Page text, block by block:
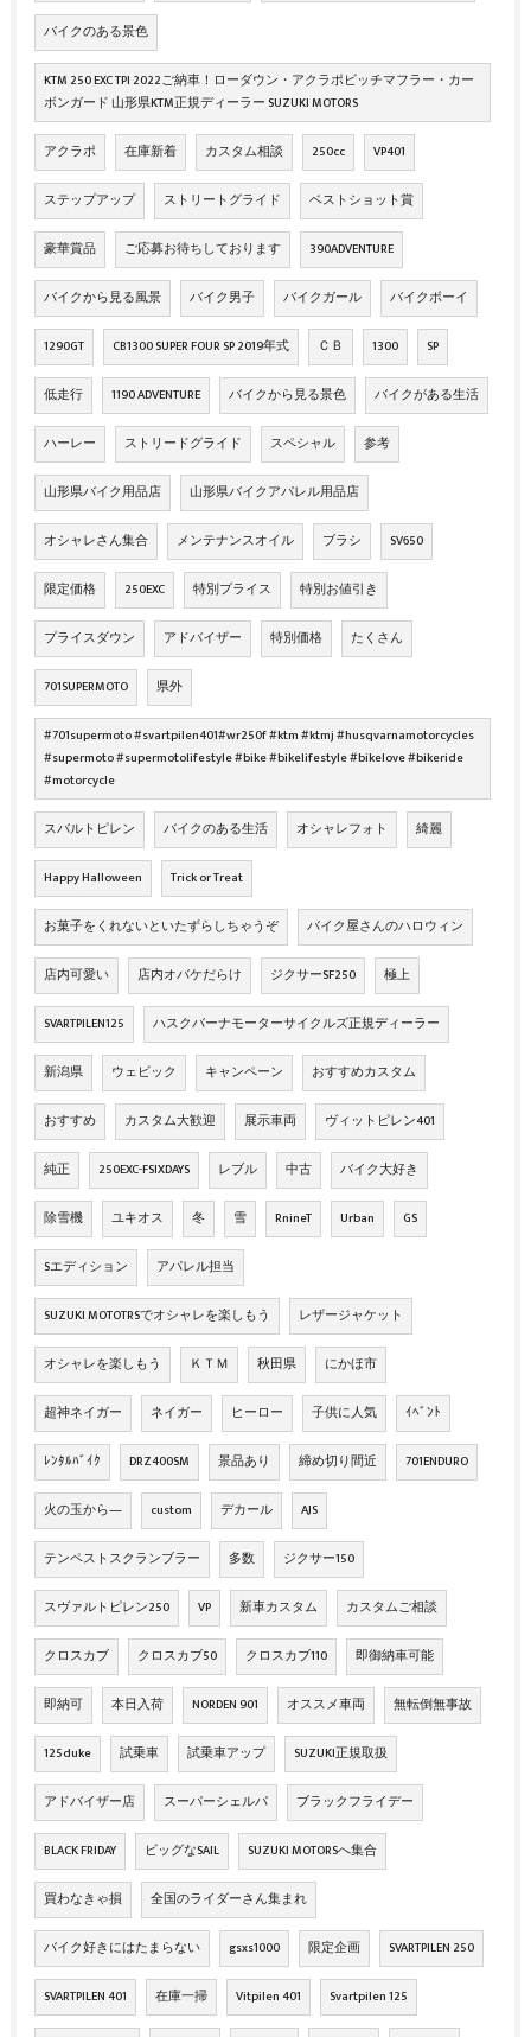
バイクのある景色
KTM 250 EXC TPI 2022ご納車！ローダウン・アクラポビッチマフラー・カー
ボンガード 山形県KTM正規ディーラー SUZUKI MOTORS
アクラポ 在庫新着 カスタム相談 250cc VP401
ステップアップ ストリートグライド ベストショット賞
豪華賞品 ご応募お待ちしております 390ADVENTURE
バイクから見る風景 バイク男子 バイクガール バイクボーイ
1290GT CB1300 SUPER FOUR SP 2019年式 ＣＢ 1300 SP
低走行 1190 ADVENTURE バイクから見る景色 バイクがある生活
ハーレー ストリードグライド スペシャル 参考
山形県バイク用品店 山形県バイクアパレル用品店
オシャレさん集合 メンテナンスオイル ブラシ SV650
限定価格 250EXC 特別プライス 特別お値引き
プライスダウン アドバイザー 特別価格 たくさん
701SUPERMOTO 県外
#701supermoto #svartpilen401#wr250f #ktm #ktmj #husqvarnamotorcycles
#supermoto #supermotolifestyle #bike #bikelifestyle #bikelove #bikeride
#motorcycle
スバルトピレン バイクのある生活 オシャレフォト 綺麗
Happy Halloween Trick or Treat
お菓子をくれないといたずらしちゃうぞ バイク屋さんのハロウィン
店内可愛い 店内オバケだらけ ジクサーSF250 極上
SVARTPILEN125 ハスクバーナモーターサイクルズ正規ディーラー
新潟県 ウェビック キャンペーン おすすめカスタム
おすすめ カスタム大歓迎 展示車両 ヴィットピレン401
純正 250EXC-FSIXDAYS レブル 中古 バイク大好き
除雪機 ユキオス 冬 雪 RnineT Urban GS
Sエディション アパレル担当
SUZUKI MOTOTRSでオシャレを楽しもう レザージャケット
オシャレを楽しもう ＫＴＭ 秋田県 にかほ市
超神ネイガー ネイガー ヒーロー 子供に人気 ｲﾍﾞﾝﾄ
ﾚﾝﾀﾙﾊﾞｲｸ DRZ400SM 景品あり 締め切り間近 701ENDURO
火の玉から― custom デカール AJS
テンペストスクランブラー 多数 ジクサー150
スヴァルトピレン250 VP 新車カスタム カスタムご相談
クロスカブ クロスカブ50 クロスカブ110 即御納車可能
即納可 本日入荷 NORDEN 901 オススメ車両 無転倒無事故
125duke 試乗車 試乗車アップ SUZUKI正規取扱
アドバイザー店 スーパーシェルパ ブラックフライデー
BLACK FRIDAY ビッグなSAIL SUZUKI MOTORSへ集合
買わなきゃ損 全国のライダーさん集まれ
バイク好きにはたまらない gsxs1000 限定企画 SVARTPILEN 250
SVARTPILEN 401 在庫一掃 Vitpilen 401 Svartpilen 125